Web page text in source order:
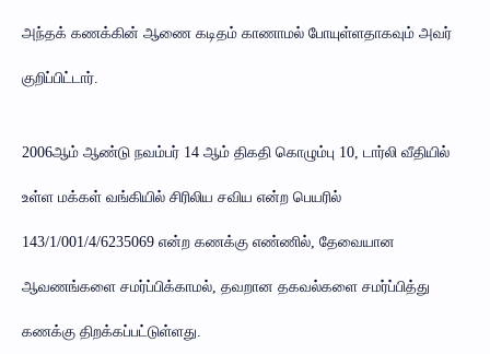
அந்தக் கணக்கின் ஆணை கடிதம் காணாமல் போயுள்ளதாகவும் அவர்
குறிப்பிட்டார்.
2006ஆம் ஆண்டு நவம்பர் 14 ஆம் திகதி கொழும்பு 10, டார்லி வீதியில்
உள்ள மக்கள் வங்கியில் சிரிலிய சவிய என்ற பெயரில்
143/1/001/4/6235069 என்ற கணக்கு எண்ணில், தேவையான
ஆவணங்களை சமர்ப்பிக்காமல், தவறான தகவல்களை சமர்ப்பித்து
கணக்கு திறக்கப்பட்டுள்ளது.